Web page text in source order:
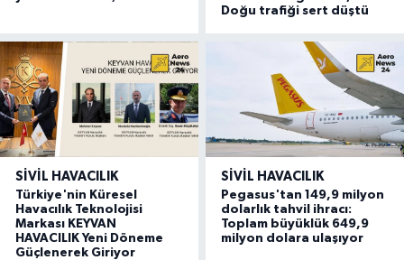
Doğu trafiği sert düştü
SIVIL HAVACILIK
Türkiye'nin Küresel
Havacılık Teknolojisi
Markası KEYVAN
HAVACILIK Yeni Döneme
Güçlenerek Giriyor
SIVIL HAVACILIK
Pegasus'tan 149,9 milyon
dolarlık tahvil ihracı:
Toplam büyüklük 649,9
milyon dolara ulaşıyor